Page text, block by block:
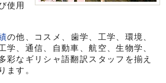
使用
の他、コスメ、歯学、工学、環境、
学、通信、自動車、航空、生物学、
彩なギリシャ語翻訳スタッフを揃え
ます。